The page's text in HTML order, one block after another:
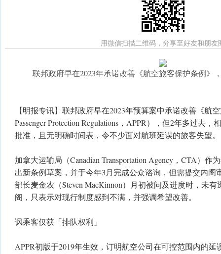
用微信扫描二维码，分享至好友和朋友
联邦政府早在2023年承诺改善《航空旅客保护条例》
【明报专讯】联邦政府早在2023年预算案中承诺改善《航
Passenger Protection Regulations，APPR），但2年多过去
批准，且无明确时间表，令不少面对航班延误的旅客失望。
加拿大运输局（Canadian Transportation Agency，CTA）作
出新条例草案，并于今年3月完成公众谘询，但需提交内阁
部长麦金农（Steven MacKinnon）月初被问及进度时，未
阁，只表示对现行制度感到不满，并强调希望改善。
讽乘客仅获「排队权利」
APPR初版于2019年生效，订明航空公司在可控范围内的